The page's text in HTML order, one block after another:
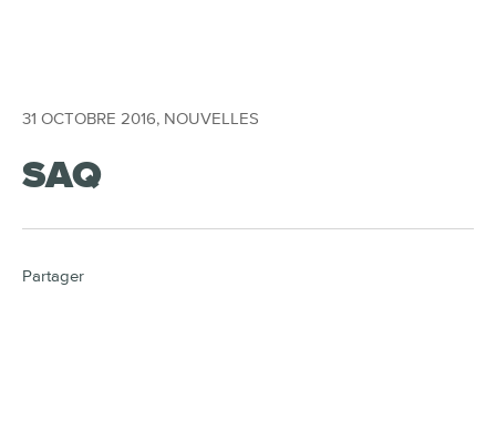
31 OCTOBRE 2016, NOUVELLES
SAQ
Partager